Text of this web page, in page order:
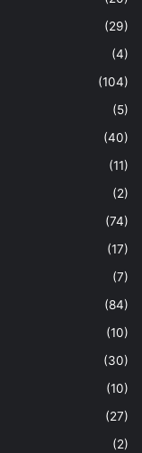
(29)
(4)
(104)
(5)
(40)
(11)
(2)
(74)
(17)
(7)
(84)
(10)
(30)
(10)
(27)
(2)